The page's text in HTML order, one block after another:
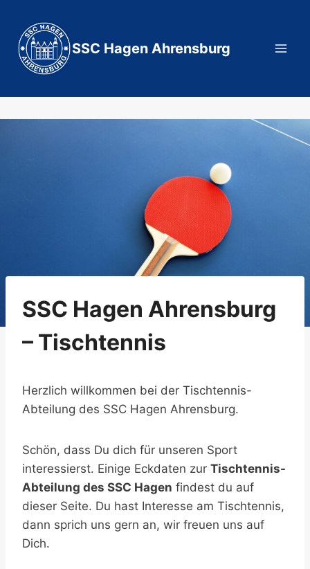
Inhalt
springen
SSC Hagen Ahrensburg
SSC Hagen Ahrensburg
– Tischtennis
Herzlich willkommen bei der Tischtennis-
Abteilung des SSC Hagen Ahrensburg.
Schön, dass Du dich für unseren Sport
interessierst. Einige Eckdaten zur Tischtennis-
Abteilung des SSC Hagen findest du auf
dieser Seite. Du hast Interesse am Tischtennis,
dann sprich uns gern an, wir freuen uns auf
Dich.